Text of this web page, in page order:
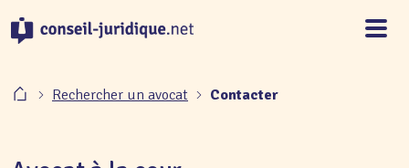
Rechercher un avocat Contacter